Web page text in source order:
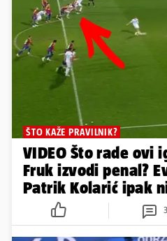
ŠTO KAŽE PRAVILNIK?
VIDEO Što rade ovi
Fruk izvodi penal?
Patrik Kolarić ipak